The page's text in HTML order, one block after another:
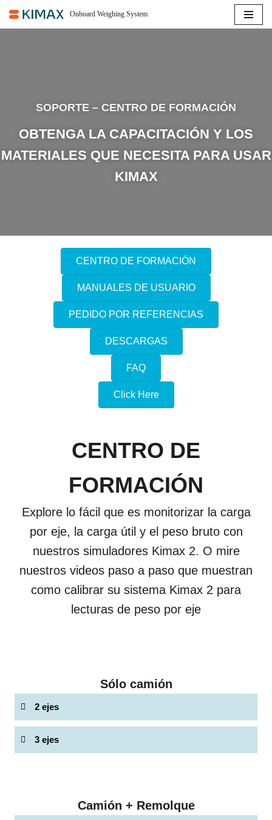
Onboard Weighing System
SOPORTE – CENTRO DE FORMACIÓN
OBTENGA LA CAPACITACIÓN Y LOS
MATERIALES QUE NECESITA PARA USAR
KIMAX
CENTRO DE FORMACIÓN
MANUALES DE USUARIO
PEDIDO POR REFERENCIAS
DESCARGAS
FAQ
Click Here
CENTRO DE
FORMACIÓN
Explore lo fácil que es monitorizar la carga
por eje, la carga útil y el peso bruto con
nuestros simuladores Kimax 2. O mire
nuestros videos paso a paso que muestran
como calibrar su sistema Kimax 2 para
lecturas de peso por eje
Sólo camión
2 ejes
3 ejes
Camión + Remolque